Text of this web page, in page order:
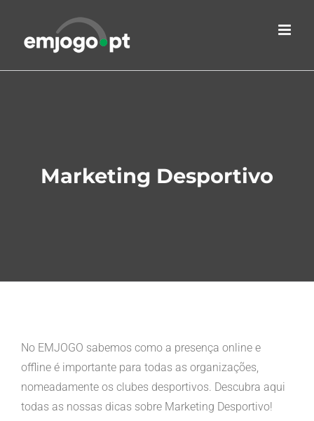
content
Marketing Desportivo
No EMJOGO sabemos como a presença online e
offline é importante para todas as organizações,
nomeadamente os clubes desportivos. Descubra aqui
todas as nossas dicas sobre Marketing Desportivo!